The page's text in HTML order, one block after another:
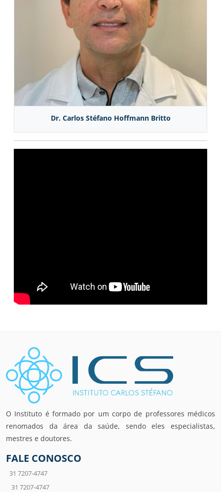
Dr. Carlos Stéfano Hoffmann Britto
O Instituto é formado por um corpo de professores médicos
renomados da área da saúde, sendo eles especialistas,
mestres e doutores.
FALE CONOSCO
31 7207-4747
31 7207-4747